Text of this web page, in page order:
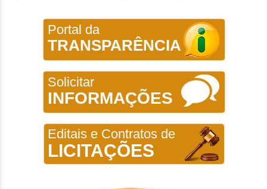
Portal da
TRANSPARÊNCIA
Solicitar
INFORMAÇÕES
Editais e Contratos de
LICITAÇÕES